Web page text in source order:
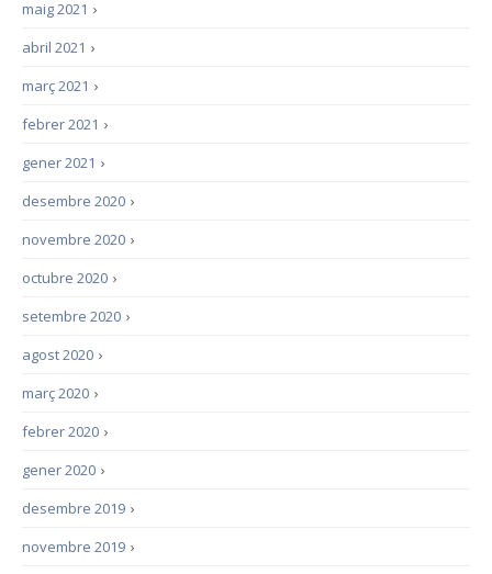
›
maig 2021
›
abril 2021
›
març 2021
›
febrer 2021
›
gener 2021
›
desembre 2020
›
novembre 2020
›
octubre 2020
›
setembre 2020
›
agost 2020
›
març 2020
›
febrer 2020
›
gener 2020
›
desembre 2019
›
novembre 2019